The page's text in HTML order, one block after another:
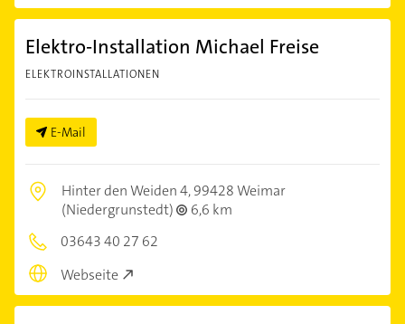
Elektro-Installation Michael Freise
ELEKTROINSTALLATIONEN
E-Mail
Hinter den Weiden 4,99428 Weimar
(Niedergrunstedt)
6,6 km
03643 40 27 62
Webseite